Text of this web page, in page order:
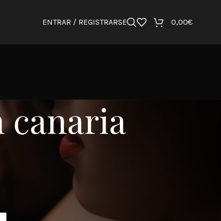
ENTRAR / REGISTRARSE 0,00€
canaria
CATEGORÍAS
Uncategorized